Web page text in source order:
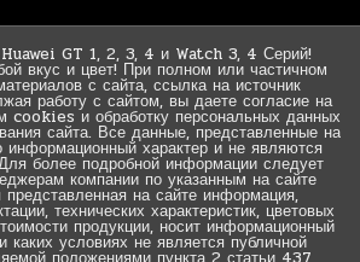
GT 1, 2, 3, 4 и Watch 3, 4 Серий!
вкус и цвет! При полном или частичном
с сайта, ссылка на источник
работу с сайтом, вы даете согласие на
cookies и обработку персональных данных
сайта. Все данные, представленные на
информационный характер и не являются
более подробной информации следует
компании по указанным на сайте
на сайте информация,
технических характеристик, цветовых
продукции, носит информационный
каких условиях не является публичной